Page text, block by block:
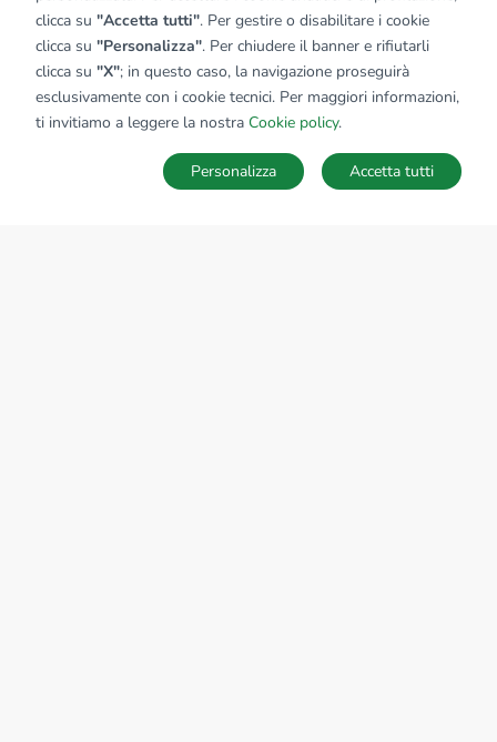
SALVA RICERCA
clicca su "Accetta tutti". Per gestire o disabilitare i cookie
clicca su "Personalizza". Per chiudere il banner e rifiutarli
clicca su "X"; in questo caso, la navigazione proseguirà
esclusivamente con i cookie tecnici. Per maggiori informazioni,
ti invitiamo a leggere la nostra Cookie policy.
Accetta tutti
Personalizza